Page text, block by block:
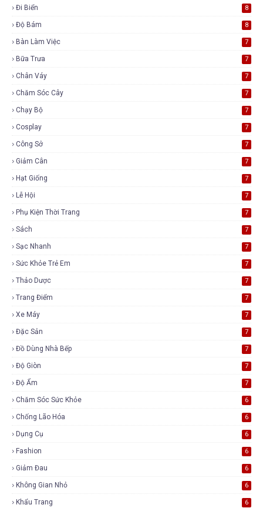
Đi Biển 8
Độ Bám 8
Bàn Làm Việc 7
Bữa Trưa 7
Chân Váy 7
Chăm Sóc Cây 7
Chạy Bộ 7
Cosplay 7
Công Sở 7
Giảm Cân 7
Hạt Giống 7
Lễ Hội 7
Phụ Kiện Thời Trang 7
Sách 7
Sạc Nhanh 7
Sức Khỏe Trẻ Em 7
Thảo Dược 7
Trang Điểm 7
Xe Máy 7
Đặc Sản 7
Đồ Dùng Nhà Bếp 7
Độ Giòn 7
Độ Ẩm 7
Chăm Sóc Sức Khỏe 6
Chống Lão Hóa 6
Dụng Cụ 6
Fashion 6
Giảm Đau 6
Không Gian Nhỏ 6
Khẩu Trang 6